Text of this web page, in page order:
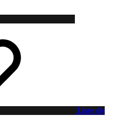
Liste de